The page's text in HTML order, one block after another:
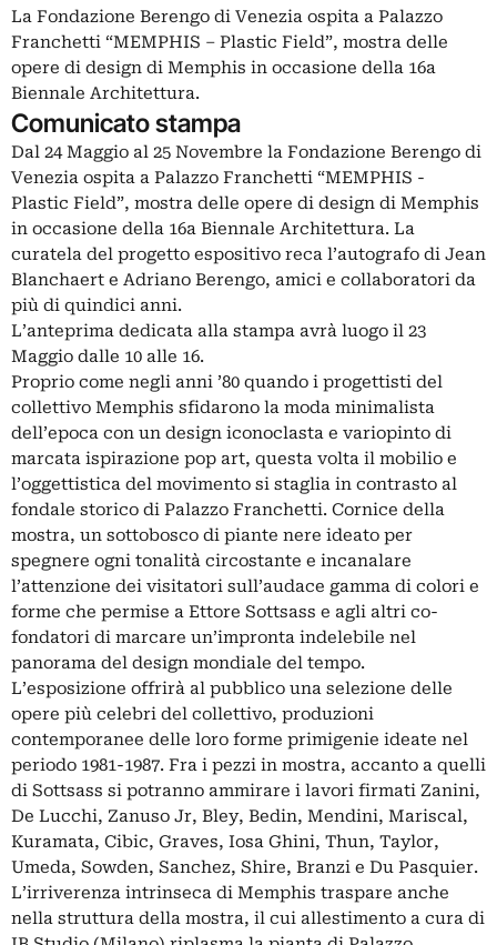
La Fondazione Berengo di Venezia ospita a Palazzo
Franchetti “MEMPHIS – Plastic Field”, mostra delle
opere di design di Memphis in occasione della 16a
Biennale Architettura.
Comunicato stampa
Dal 24 Maggio al 25 Novembre la Fondazione Berengo di
Venezia ospita a Palazzo Franchetti “MEMPHIS -
Plastic Field”, mostra delle opere di design di Memphis
in occasione della 16a Biennale Architettura. La
curatela del progetto espositivo reca l’autografo di Jean
Blanchaert e Adriano Berengo, amici e collaboratori da
più di quindici anni.
L’anteprima dedicata alla stampa avrà luogo il 23
Maggio dalle 10 alle 16.
Proprio come negli anni ’80 quando i progettisti del
collettivo Memphis sfidarono la moda minimalista
dell’epoca con un design iconoclasta e variopinto di
marcata ispirazione pop art, questa volta il mobilio e
l’oggettistica del movimento si staglia in contrasto al
fondale storico di Palazzo Franchetti. Cornice della
mostra, un sottobosco di piante nere ideato per
spegnere ogni tonalità circostante e incanalare
l’attenzione dei visitatori sull’audace gamma di colori e
forme che permise a Ettore Sottsass e agli altri co-
fondatori di marcare un’impronta indelebile nel
panorama del design mondiale del tempo.
L’esposizione offrirà al pubblico una selezione delle
opere più celebri del collettivo, produzioni
contemporanee delle loro forme primigenie ideate nel
periodo 1981-1987. Fra i pezzi in mostra, accanto a quelli
di Sottsass si potranno ammirare i lavori firmati Zanini,
De Lucchi, Zanuso Jr, Bley, Bedin, Mendini, Mariscal,
Kuramata, Cibic, Graves, Iosa Ghini, Thun, Taylor,
Umeda, Sowden, Sanchez, Shire, Branzi e Du Pasquier.
L’irriverenza intrinseca di Memphis traspare anche
nella struttura della mostra, il cui allestimento a cura di